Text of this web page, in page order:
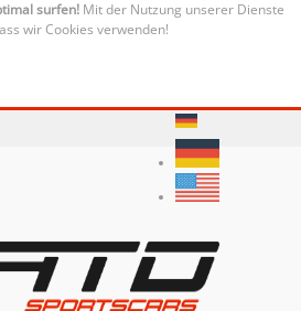
surfen! Mit der Nutzung unserer Dienste
wir Cookies verwenden!